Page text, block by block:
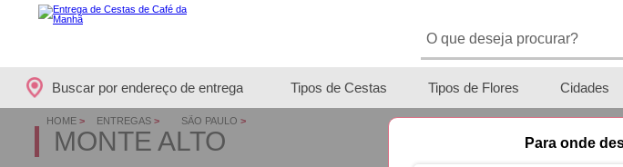
Buscar por endereço de entrega Tipos de Cestas Tipos de Flores Cidades
Para onde
HOME> ENTREGAS> SÃO PAULO >
MONTE ALTO